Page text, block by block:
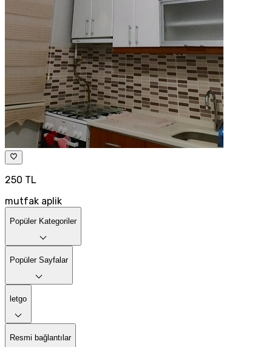
250 TL
mutfak aplik
Popüler Kategoriler
Popüler Sayfalar
letgo
Resmi bağlantılar